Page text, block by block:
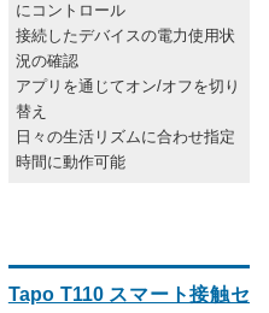
にコントロール
接続したデバイスの電力使用状
況の確認
アプリを通じてオン/オフを切り
替え
日々の生活リズムに合わせ指定
時間に動作可能
Tapo T110 スマート接触セ